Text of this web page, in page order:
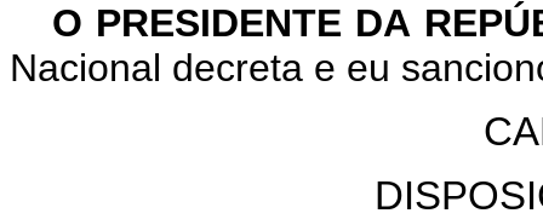
O PRESIDENTE DA
Nacional decreta e eu